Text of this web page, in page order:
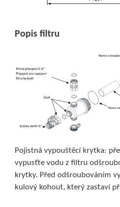
Popis filtru
Pojistná vypouštěcí krytka:
vypusťte vodu z filtru
krytky. Před odšroubováním
kulový kohout, který zastaví